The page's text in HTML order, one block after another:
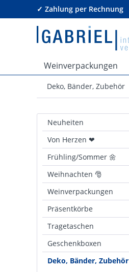
✓ Zahlung per Rechnung
Weinverpackungen
Deko, Bänder, Zubehör
Neuheiten
Von Herzen ❤
Frühling/Sommer 🌼
Weihnachten 🎅
Weinverpackungen
Präsentkörbe
Tragetaschen
Geschenkboxen
Deko, Bänder, Zubehör